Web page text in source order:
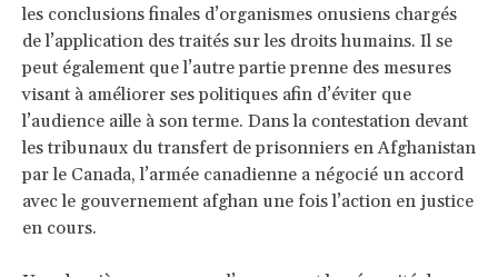
les conclusions finales d’organismes onusiens chargés
de l’application des traités sur les droits humains. Il se
peut également que l’autre partie prenne des mesures
visant à améliorer ses politiques afin d’éviter que
l’audience aille à son terme. Dans la contestation devant
les tribunaux du transfert de prisonniers en Afghanistan
par le Canada, l’armée canadienne a négocié un accord
avec le gouvernement afghan une fois l’action en justice
en cours.